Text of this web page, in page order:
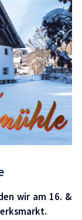
wir am 16. &